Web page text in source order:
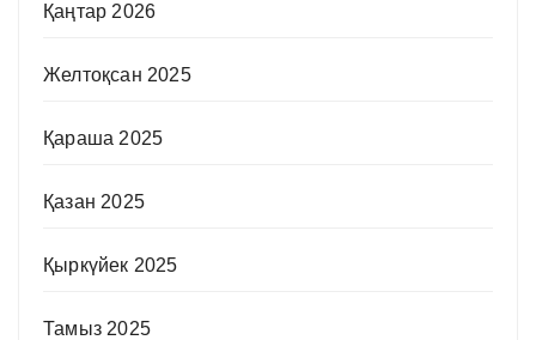
Қаңтар 2026
Желтоқсан 2025
Қараша 2025
Қазан 2025
Қыркүйек 2025
Тамыз 2025